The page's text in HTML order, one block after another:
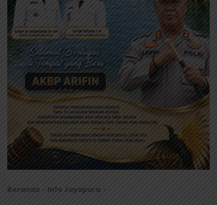
Beranda Info Jayapura